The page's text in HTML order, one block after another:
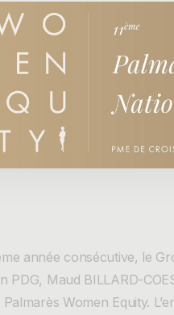
année consécutive, le
PDG, Maud BILLARD-
Women Equity.